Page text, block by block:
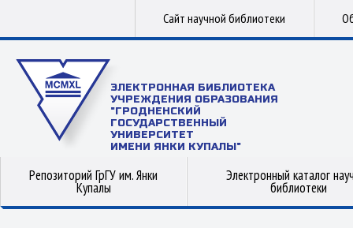
Сайт научной библиотеки
ЭЛЕКТРОННАЯ БИБЛИОТЕКА
УЧРЕЖДЕНИЯ ОБРАЗОВАНИЯ
"ГРОДНЕНСКИЙ
ГОСУДАРСТВЕННЫЙ
УНИВЕРСИТЕТ
ИМЕНИ ЯНКИ КУПАЛЫ"
Репозиторий ГрГУ им. Янки
Купалы
Электронный каталог
библиотеки